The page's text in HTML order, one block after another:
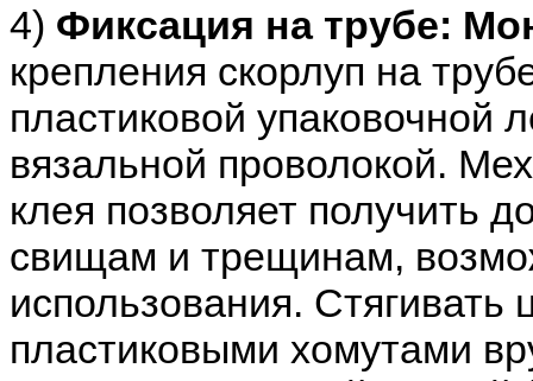
4) Фиксация на трубе:
крепления скорлуп на
пластиковой упаковочной
вязальной проволокой.
клея позволяет получить
свищам и трещинам,
использования.
пластиковыми хомутами